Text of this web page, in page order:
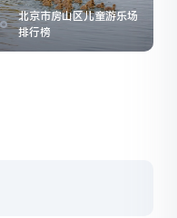
北京市房山区儿童游乐场
排行榜